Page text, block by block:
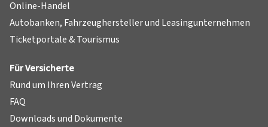
Online-Handel
Autobanken, Fahrzeughersteller und Leasingunternehmen
Ticketportale & Tourismus
Für Versicherte
Rund um Ihren Vertrag
FAQ
Downloads und Dokumente